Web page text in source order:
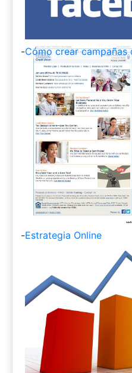
-Cómo crear campañas
-Estrategia Online